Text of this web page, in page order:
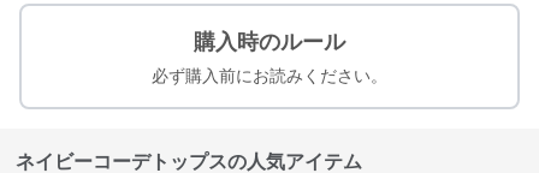
購入時のルール
必ず購入前にお読みください。
ネイビーコーデトップスの人気アイテム